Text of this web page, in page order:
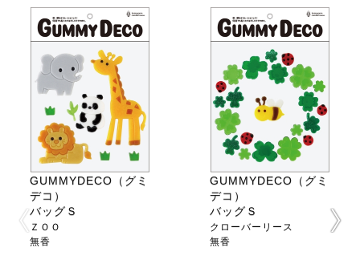
GUMMYDECO（グミ
デコ）
バッグＳ
ＺＯＯ
無香
GUMMYDECO（グミ
デコ）
バッグＳ
クローバーリース
無香